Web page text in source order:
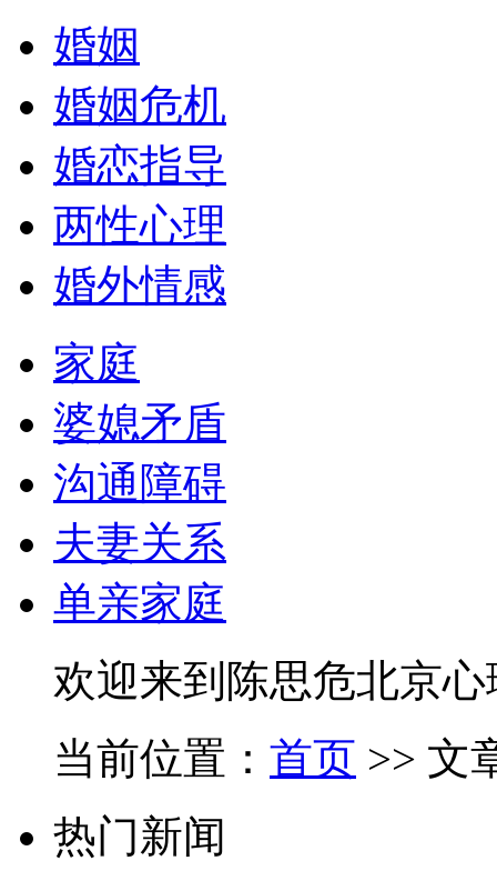
婚姻
婚姻危机
婚恋指导
两性心理
婚外情感
家庭
婆媳矛盾
沟通障碍
夫妻关系
单亲家庭
欢迎来到陈思危北京
当前位置： 首页 >> 文
热门新闻